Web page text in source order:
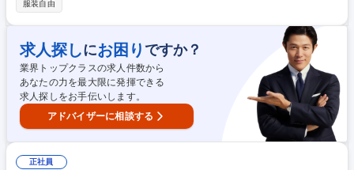
ロセスの課題整理・可視化を起点に、ITを活用した業務改善の企画・推
進、業務アプリやSaaSの導入・運用、既存システムの改善、各部門との
要件調整やベンダーコントロール、情報セキュリティ・ITガバナンスの検
討を担うポジション。得意分野から着手し、将来的には全社視点でのシス
テム企画立案や部門横断の業務改革をリードする次世代ITリーダーとして
の活躍を期待しています。 募集職種 ≪103551≫大阪/社内SE：情報シス
テムや業務アプリケーションの企画,導入,運用
服装自由
求人探しにお困り ですか？
業界トップクラスの求人件数から
あなたの力を最大限に発揮できる
求人探しをお手伝いします。
アドバイザーに相談する
正社員